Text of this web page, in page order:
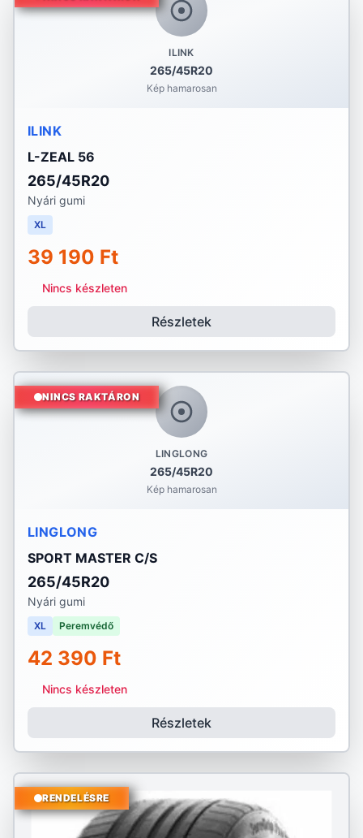
ILINK
265/45R20
Kép hamarosan
ILINK
L-ZEAL 56
265/45R20
Nyári gumi
XL
39 190 Ft
Nincs készleten
Részletek
LINGLONG
265/45R20
Kép hamarosan
NINCS RAKTÁRON
LINGLONG
SPORT MASTER C/S
265/45R20
Nyári gumi
XL Peremvédő
42 390 Ft
Nincs készleten
Részletek
RENDELÉSRE